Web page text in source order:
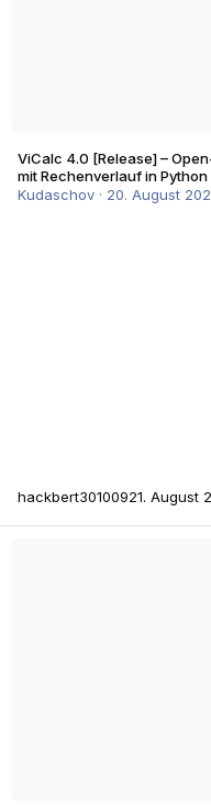
ViCalc 4.0 [Release] –
mit Rechenverlauf in Python
Kudaschov· 20. August
hackbert30100921. August